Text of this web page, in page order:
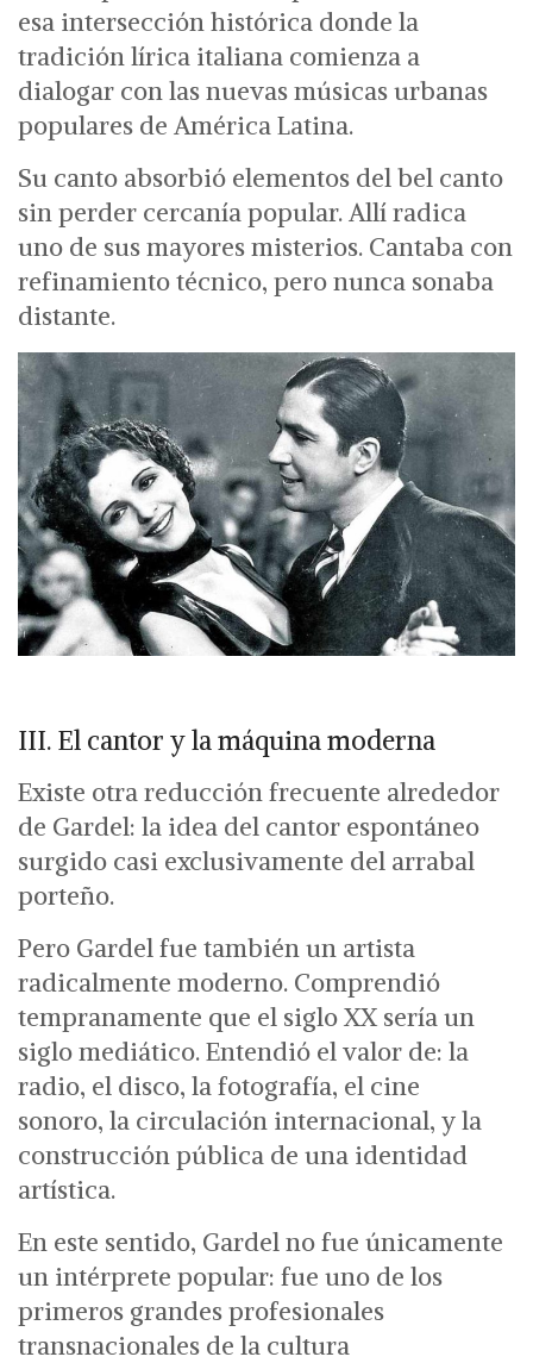
esa intersección histórica donde la
tradición lírica italiana comienza a
dialogar con las nuevas músicas urbanas
populares de América Latina.
Su canto absorbió elementos del bel canto
sin perder cercanía popular.Allí radica
uno de sus mayores misterios. Cantaba con
refinamiento técnico, pero nunca sonaba
distante.
III. El cantor y la máquina moderna
Existe otra reducción frecuente alrededor
de Gardel: la idea del cantor espontáneo
surgido casi exclusivamente del arrabal
porteño.
Pero Gardel fue también un artista
radicalmente moderno. Comprendió
tempranamente que el siglo XX sería un
siglo mediático.Entendió el valor de: la
radio, el disco, la fotografía, el cine
sonoro, la circulación internacional, y la
construcción pública de una identidad
artística.
En este sentido, Gardel no fue únicamente
un intérprete popular: fue uno de los
primeros grandes profesionales
transnacionales de la cultura